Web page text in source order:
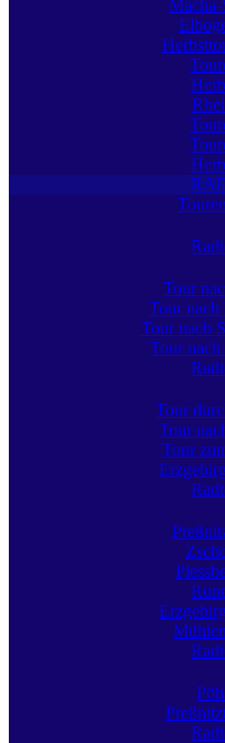
Tour
Tour nach
Tour nach
Tour
Tour
Tour
Tour